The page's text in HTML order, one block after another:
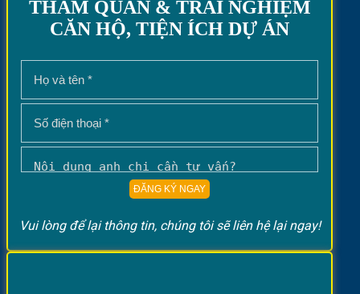
THAM QUAN & TRẢI NGHIỆM
CĂN HỘ, TIỆN ÍCH DỰ ÁN
Vui lòng để lại thông tin, chúng tôi sẽ liên hệ lại ngay!